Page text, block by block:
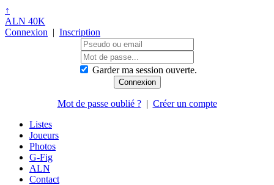
↑
ALN 40K
Connexion | Inscription
Garder ma session ouverte.
Mot de passe oublié ?| Créer un compte
Listes
Joueurs
Photos
G-Fig
ALN
Contact